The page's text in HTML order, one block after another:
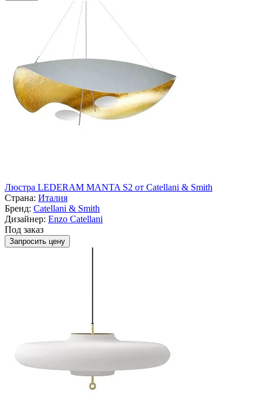
Люстра LEDERAM MANTA S2 от Catellani & Smith
Страна: Италия
Бренд: Catellani & Smith
Дизайнер: Enzo Catellani
Под заказ
Запросить цену